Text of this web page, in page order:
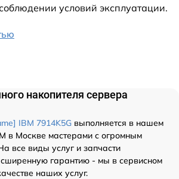
условий эксплуатации.
накопителя сервера
IBM 7914K5G выполняется в нашем
в Москве мастерами с огромным
все виды услуг и запчасти
гарантию - мы в сервисном
наших услуг.